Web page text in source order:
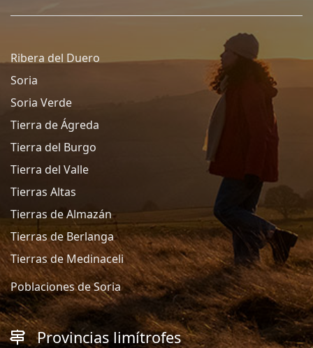
Ribera del Duero
Soria
Soria Verde
Tierra de Ágreda
Tierra del Burgo
Tierra del Valle
Tierras Altas
Tierras de Almazán
Tierras de Berlanga
Tierras de Medinaceli
Poblaciones de Soria
Provincias limítrofes